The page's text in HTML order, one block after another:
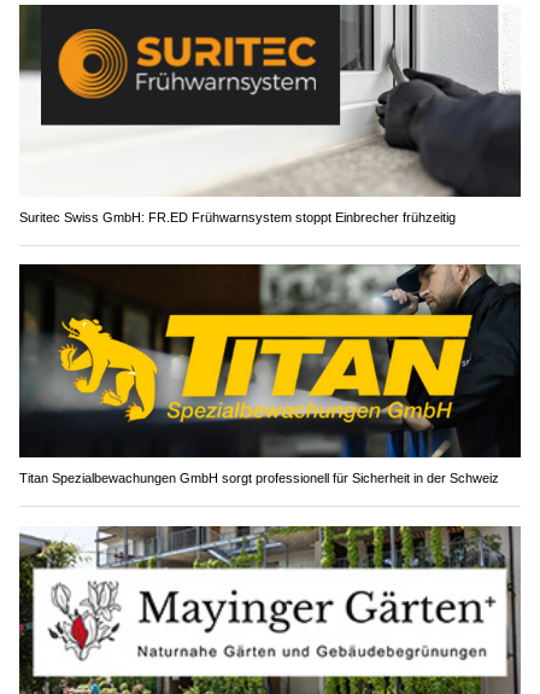
Suritec Swiss GmbH: FR.ED Frühwarnsystem stoppt Einbrecher frühzeitig
Titan Spezialbewachungen GmbH sorgt professionell für Sicherheit in der Schweiz